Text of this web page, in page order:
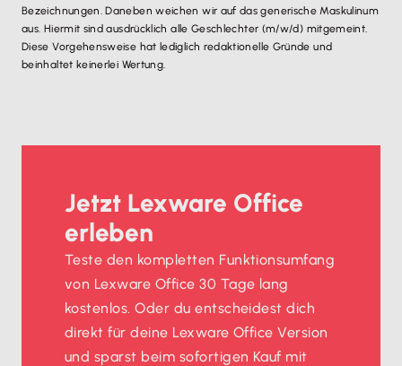
Bezeichnungen. Daneben weichen wir auf das generische Maskulinum
aus. Hiermit sind ausdrücklich alle Geschlechter (m/w/d) mitgemeint.
Diese Vorgehensweise hat lediglich redaktionelle Gründe und
beinhaltet keinerlei Wertung.
Jetzt Lexware Office
erleben
Teste den kompletten Funktionsumfang
von Lexware Office 30 Tage lang
kostenlos. Oder du entscheidest dich
direkt für deine Lexware Office Version
und sparst beim sofortigen Kauf mit